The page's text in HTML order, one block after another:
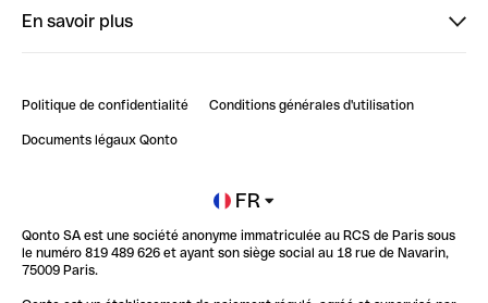
ClubQonto
Impact de l'IA sur les carrières/productivité
En savoir plus
Blog
Newsroom
Glossaire finance
Politique de confidentialité Conditions générales d'utilisation
Documents légaux Qonto
FR
Qonto SA est une société anonyme immatriculée au RCS de Paris sous
le numéro 819 489 626 et ayant son siège social au 18 rue de Navarin,
75009 Paris.